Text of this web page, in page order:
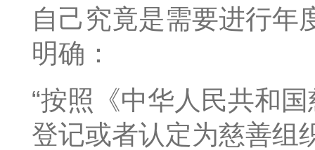
自己究竟是需要进行年
明确：
“按照《中华人民共和
登记或者认定为慈善组